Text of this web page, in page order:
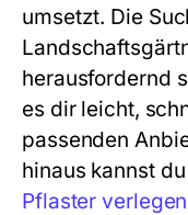
umsetzt. Die
herausfordernd
es dir leicht,
passenden
hinaus kannst
Pflaster